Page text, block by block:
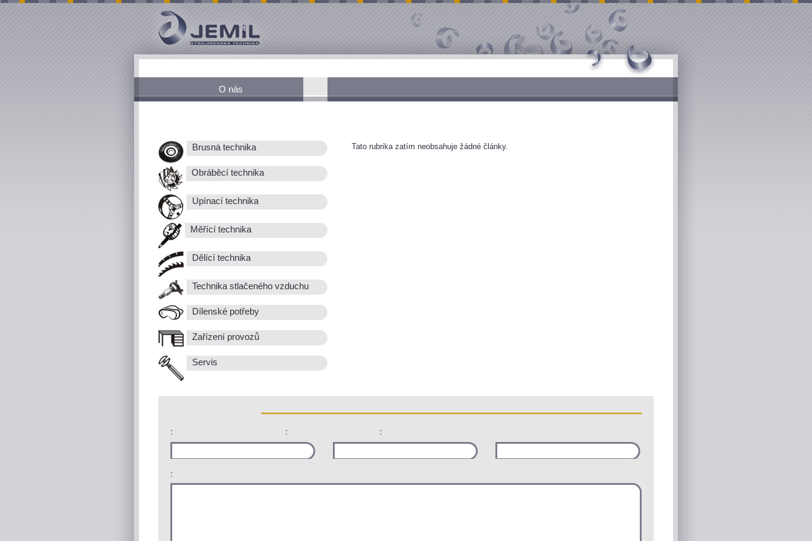
O nás
Brusná technika
Obráběcí technika
Upínací technika
Měřící technika
Dělící technika
Technika stlačeného vzduchu
Dílenské potřeby
Zařízení provozů
Servis
Tato rubrika zatím neobsahuje žádné články.
: : :
: